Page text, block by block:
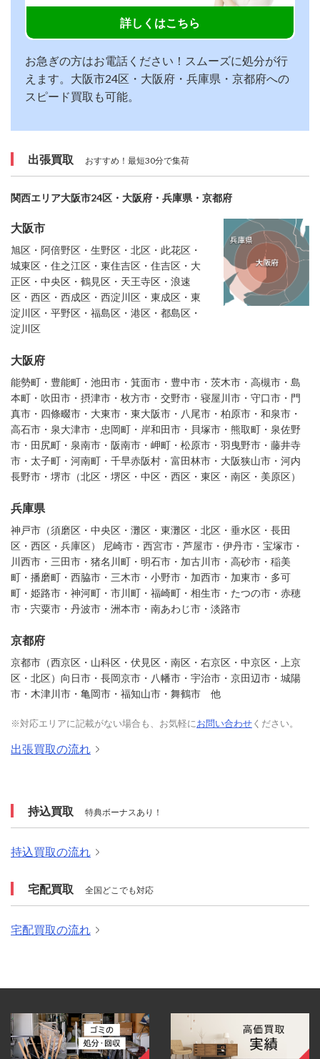
詳しくはこちら
お急ぎの方はお電話ください！スムーズに処分が行
えます。大阪市24区・大阪府・兵庫県・京都府への
スピード買取も可能。
出張買取 おすすめ！最短30分で集荷
関西エリア大阪市24区・大阪府・兵庫県・京都府
大阪市
旭区・阿倍野区・生野区・北区・此花区・
城東区・住之江区・東住吉区・住吉区・大
正区・中央区・鶴見区・天王寺区・浪速
区・西区・西成区・西淀川区・東成区・東
淀川区・平野区・福島区・港区・都島区・
淀川区
大阪府
能勢町・豊能町・池田市・箕面市・豊中市・茨木市・高槻市・島
本町・吹田市・摂津市・枚方市・交野市・寝屋川市・守口市・門
真市・四條畷市・大東市・東大阪市・八尾市・柏原市・和泉市・
高石市・泉大津市・忠岡町・岸和田市・貝塚市・熊取町・泉佐野
市・田尻町・泉南市・阪南市・岬町・松原市・羽曳野市・藤井寺
市・太子町・河南町・千早赤阪村・富田林市・大阪狭山市・河内
長野市・堺市（北区・堺区・中区・西区・東区・南区・美原区）
兵庫県
神戸市（須磨区・中央区・灘区・東灘区・北区・垂水区・長田
区・西区・兵庫区） 尼崎市・西宮市・芦屋市・伊丹市・宝塚市・
川西市・三田市・猪名川町・明石市・加古川市・高砂市・稲美
町・播磨町・西脇市・三木市・小野市・加西市・加東市・多可
町・姫路市・神河町・市川町・福崎町・相生市・たつの市・赤穂
市・宍粟市・丹波市・洲本市・南あわじ市・淡路市
京都府
京都市（西京区・山科区・伏見区・南区・右京区・中京区・上京
区・北区）向日市・長岡京市・八幡市・宇治市・京田辺市・城陽
市・木津川市・亀岡市・福知山市・舞鶴市 他
※対応エリアに記載がない場合も、お気軽にお問い合わせください。
出張買取の流れ
持込買取 特典ボーナスあり！
持込買取の流れ
宅配買取 全国どこでも対応
宅配買取の流れ